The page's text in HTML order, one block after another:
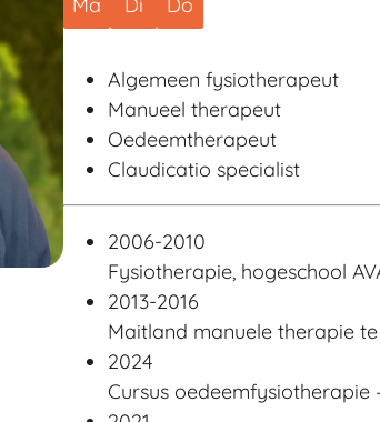
Algemeen fysiotherapeut
Manueel therapeut
Oedeemtherapeut
Claudicatio specialist
2006-2010
Fysiotherapie, hogeschool
2013-2016
Maitland manuele therapie
2024
Cursus